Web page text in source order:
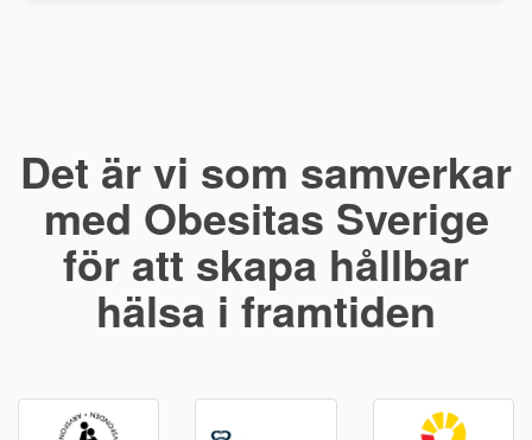
Det är vi som samverkar
med Obesitas Sverige
för att skapa hållbar
hälsa i framtiden